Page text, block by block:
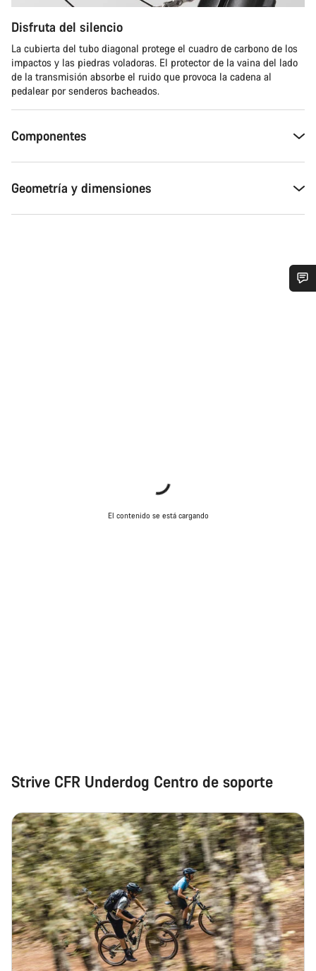
Disfruta del silencio
La cubierta del tubo diagonal protege el cuadro de carbono de los
impactos y las piedras voladoras. El protector de la vaina del lado
de la transmisión absorbe el ruido que provoca la cadena al
pedalear por senderos bacheados.
Componentes
Geometría y dimensiones
El contenido se está cargando
Strive CFR Underdog Centro de soporte